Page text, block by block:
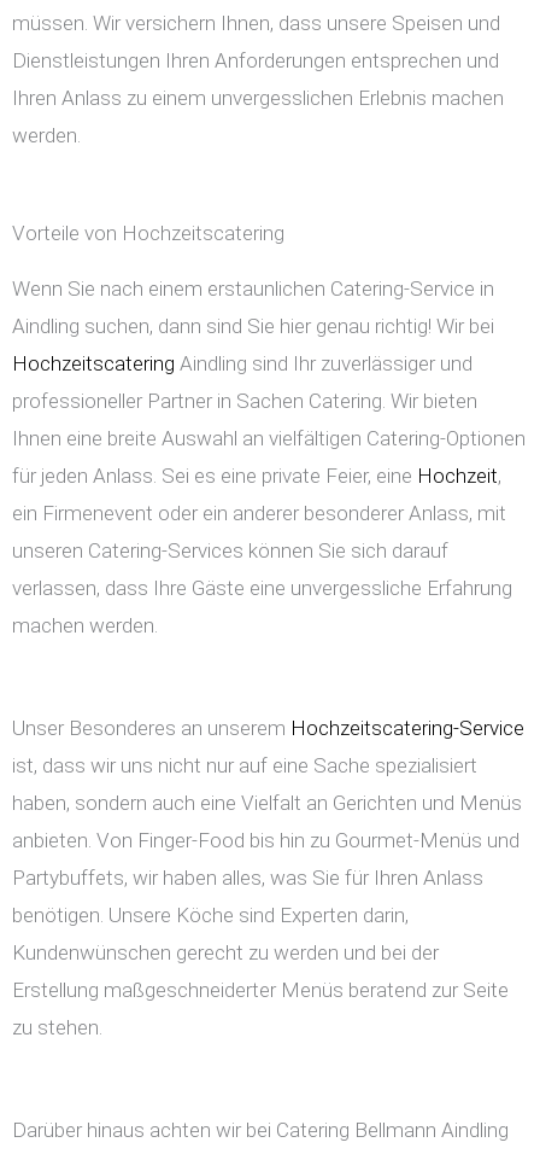
müssen. Wir versichern Ihnen, dass unsere Speisen und
Dienstleistungen Ihren Anforderungen entsprechen und
Ihren Anlass zu einem unvergesslichen Erlebnis machen
werden.
Vorteile von Hochzeitscatering
Wenn Sie nach einem erstaunlichen Catering-Service in
Aindling suchen, dann sind Sie hier genau richtig! Wir bei
Hochzeitscatering Aindling sind Ihr zuverlässiger und
professioneller Partner in Sachen Catering. Wir bieten
Ihnen eine breite Auswahl an vielfältigen Catering-Optionen
für jeden Anlass. Sei es eine private Feier, eine Hochzeit,
ein Firmenevent oder ein anderer besonderer Anlass, mit
unseren Catering-Services können Sie sich darauf
verlassen, dass Ihre Gäste eine unvergessliche Erfahrung
machen werden.
Unser Besonderes an unserem Hochzeitscatering-Service
ist, dass wir uns nicht nur auf eine Sache spezialisiert
haben, sondern auch eine Vielfalt an Gerichten und Menüs
anbieten. Von Finger-Food bis hin zu Gourmet-Menüs und
Partybuffets, wir haben alles, was Sie für Ihren Anlass
benötigen. Unsere Köche sind Experten darin,
Kundenwünschen gerecht zu werden und bei der
Erstellung maßgeschneiderter Menüs beratend zur Seite
zu stehen.
Darüber hinaus achten wir bei Catering Bellmann Aindling